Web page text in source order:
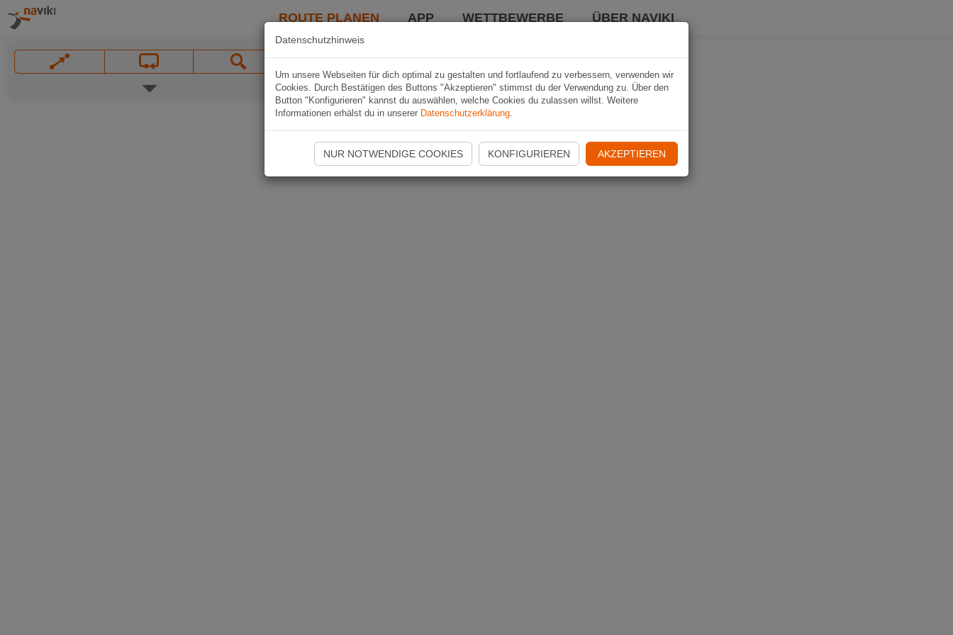
ROUTE PLANEN APP WETTBEWERBE ÜBER NAVIKI
Datenschutzhinweis
Um unsere Webseiten für dich optimal zu gestalten und fortlaufend zu verbessern, verwenden wir
Cookies. Durch Bestätigen des Buttons "Akzeptieren" stimmst du der Verwendung zu. Über den
Button "Konfigurieren" kannst du auswählen, welche Cookies du zulassen willst. Weitere
Informationen erhälst du in unserer Datenschutzerklärung.
NUR NOTWENDIGE COOKIES KONFIGURIEREN AKZEPTIEREN